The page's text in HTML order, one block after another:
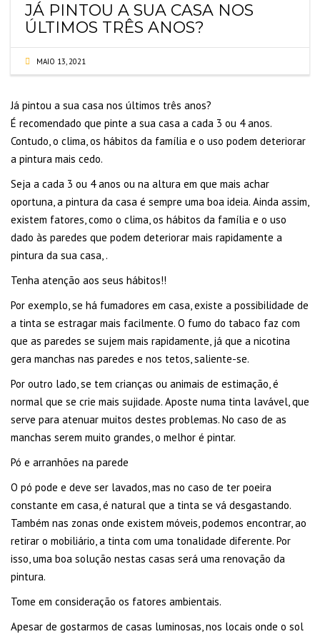
JÁ PINTOU A SUA CASA NOS
ÚLTIMOS TRÊS ANOS?
MAIO 13, 2021
Já pintou a sua casa nos últimos três anos?
É recomendado que pinte a sua casa a cada 3 ou 4 anos.
Contudo, o clima, os hábitos da família e o uso podem deteriorar
a pintura mais cedo.
Seja a cada 3 ou 4 anos ou na altura em que mais achar
oportuna, a pintura da casa é sempre uma boa ideia. Ainda assim,
existem fatores, como o clima, os hábitos da família e o uso
dado às paredes que podem deteriorar mais rapidamente a
pintura da sua casa, .
Tenha atenção aos seus hábitos!!
Por exemplo, se há fumadores em casa, existe a possibilidade de
a tinta se estragar mais facilmente. O fumo do tabaco faz com
que as paredes se sujem mais rapidamente, já que a nicotina
gera manchas nas paredes e nos tetos, saliente-se.
Por outro lado, se tem crianças ou animais de estimação, é
normal que se crie mais sujidade. Aposte numa tinta lavável, que
serve para atenuar muitos destes problemas. No caso de as
manchas serem muito grandes, o melhor é pintar.
Pó e arranhões na parede
O pó pode e deve ser lavados, mas no caso de ter poeira
constante em casa, é natural que a tinta se vá desgastando.
Também nas zonas onde existem móveis, podemos encontrar, ao
retirar o mobiliário, a tinta com uma tonalidade diferente. Por
isso, uma boa solução nestas casas será uma renovação da
pintura.
Tome em consideração os fatores ambientais.
Apesar de gostarmos de casas luminosas, nos locais onde o sol